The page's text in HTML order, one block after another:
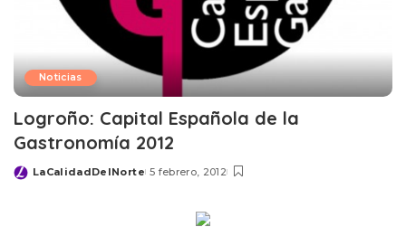
Noticias
Logroño: Capital Española de la
Gastronomía 2012
Posted
LaCalidadDelNorte 5 febrero, 2012